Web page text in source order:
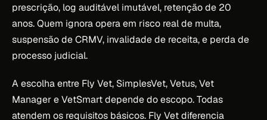
prescrição, log auditável imutável, retenção de 20
anos. Quem ignora opera em risco real de multa,
suspensão de CRMV, invalidade de receita, e perda de
processo judicial.
A escolha entre Fly Vet, SimplesVet, Vetus, Vet
Manager e VetSmart depende do escopo. Todas
atendem os requisitos básicos. Fly Vet diferencia